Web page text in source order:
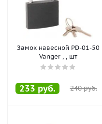
Замок навесной PD-01-50
Vanger , , шт
233 руб. 240руб.